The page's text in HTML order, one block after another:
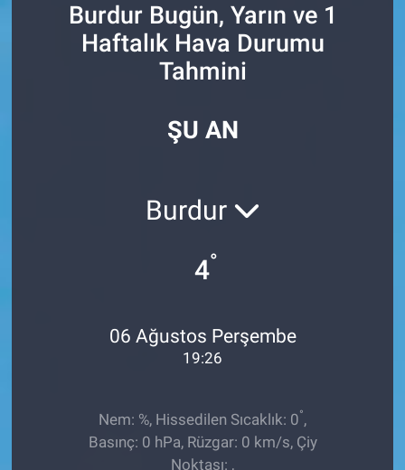
Burdur Bugün, Yarın ve 1
Haftalık Hava Durumu
Tahmini
ŞU AN
Burdur
4°
06 Ağustos Perşembe
19:26
Nem: %, Hissedilen Sıcaklık: 0°,
Basınç: 0 hPa, Rüzgar: 0 km/s, Çiy
Noktası: ,
Elazığ
Sağlıklı Yaşam
Süper Lig Puan Durumu ve Fikstür
Son Dakika Haberleri